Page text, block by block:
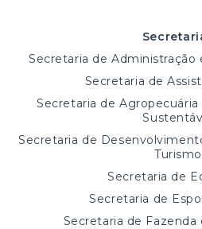
Secretaria de Administração
Secretaria de
Secretaria de
Secretaria de
Turismo
Secretaria de
Secretaria de
Secretaria de Fazenda